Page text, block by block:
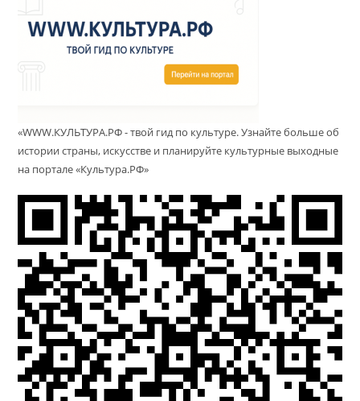
«WWW.КУЛЬТУРА.РФ - твой гид по культуре. Узнайте больше об
истории страны, искусстве и планируйте культурные выходные
на портале «Культура.РФ»